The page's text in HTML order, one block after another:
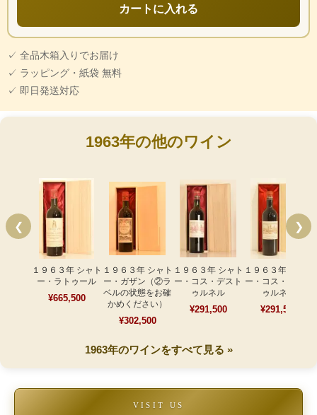
カートに入れる
✓ 全品木箱入りでお届け
✓ ラッピング・紙袋 無料
✓ 即日発送対応
1963年の他のワイン
❮
１９６３年 シャト
ー・ラトゥール
¥665,500
１９６３年 シャト
ー・ガザン（②ラ
ベルの状態をお確
かめください）
¥302,500
１９６３年 シャト
ー・コス・デスト
ゥルネル
¥291,500
１９６３年 シャト
ー・コス・デスト
ゥルネル
¥291,500
❯
1963年のワインをすべて見る »
VISIT US